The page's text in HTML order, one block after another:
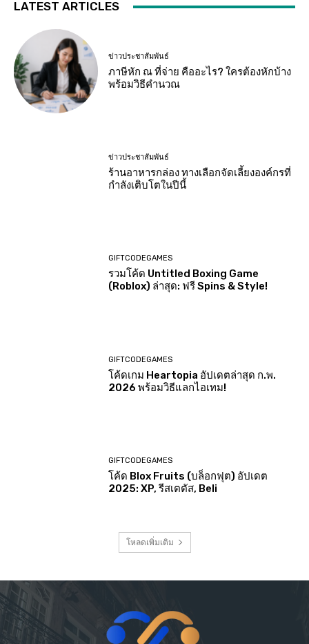
LATEST ARTICLES
ข่าวประชาสัมพันธ์
ภาษีหัก ณ ที่จ่าย คืออะไร? ใครต้องหักบ้าง
พร้อมวิธีคำนวณ
ข่าวประชาสัมพันธ์
ร้านอาหารกล่อง ทางเลือกจัดเลี้ยงองค์กรที่
กำลังเติบโตในปีนี้
GIFTCODEGAMES
รวมโค้ด Untitled Boxing Game
(Roblox) ล่าสุด: ฟรี Spins & Style!
GIFTCODEGAMES
โค้ดเกม Heartopia อัปเดตล่าสุด ก.พ.
2026 พร้อมวิธีแลกไอเทม!
GIFTCODEGAMES
โค้ด Blox Fruits (บล็อกฟุต) อัปเดต
2025: XP, รีสเตตัส, Beli
โหลดเพิ่มเติม